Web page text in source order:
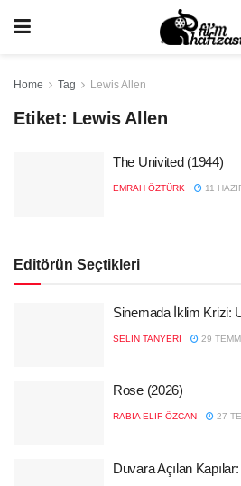
Home Tag Lewis Allen
Etiket: Lewis Allen
The Univited (1944)
EMRAH ÖZTÜRK 11
Editörün Seçtikleri
Sinemada İklim Krizi:
SELIN TANYERI 29
Rose (2026)
RABIA ELIF ÖZCAN 27
Duvara Açılan